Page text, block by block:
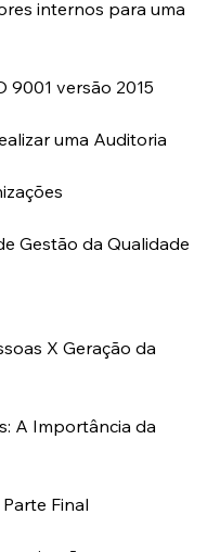
internos para uma
9001 versão 2015
uma Auditoria
Gestão da Qualidade
X Geração da
A Importância da
Final